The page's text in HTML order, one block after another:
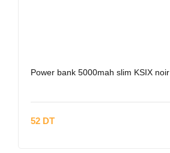
Power bank 5000mah slim KSIX noir
52 DT